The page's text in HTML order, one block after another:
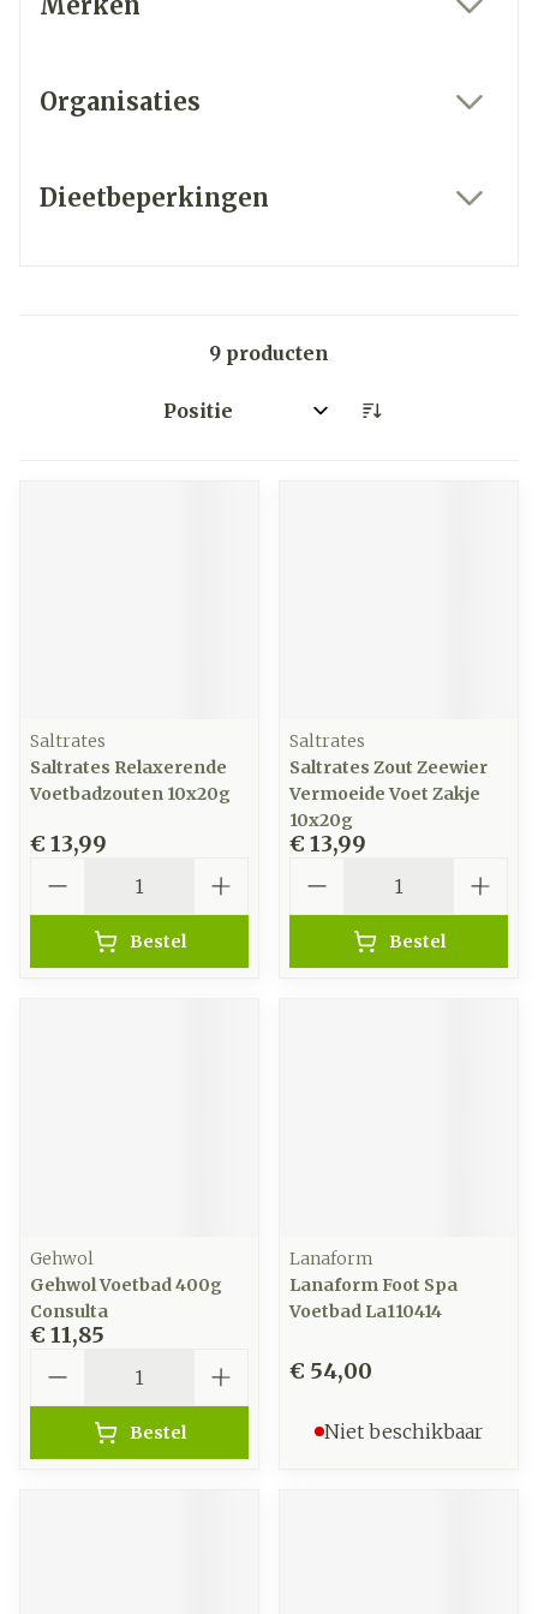
Organisaties
Dieetbeperkingen
9 producten
Sorteer op:
Saltrates
Saltrates Relaxerende
Voetbadzouten 10x20g
€ 13,99
Bestel
Saltrates
Saltrates Zout Zeewier
Vermoeide Voet Zakje
10x20g
€ 13,99
Bestel
Gehwol
Gehwol Voetbad 400g
Consulta
€ 11,85
Bestel
Lanaform
Lanaform Foot Spa
Voetbad La110414
€ 54,00
Niet beschikbaar